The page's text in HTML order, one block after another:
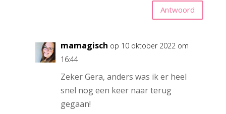
Antwoord
mamagisch op 10 oktober 2022 om
16:44
Zeker Gera, anders was ik er heel
snel nog een keer naar terug
gegaan!